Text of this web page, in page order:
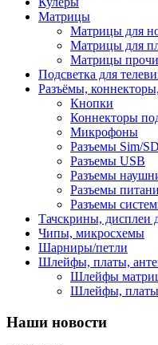
Матрицы
Матрицы для
Матрицы для
Матрицы
Подсветка для
Разъёмы,
Кнопки
Коннекторы
Микрофоны
Разъемы Sim/
Разъемы USB
Разъемы
Разъемы
Разъемы
Тачскрины, дисплеи
Чипы, микросхемы
Шарниры/петли
Шлейфы, платы,
Шлейфы
Шлейфы, платы
Наши новости